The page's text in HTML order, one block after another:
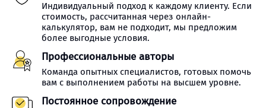
Индивидуальный подход к каждому клиенту. Если
стоимость, рассчитанная через онлайн-
калькулятор, вам не подходит, мы предложим
более выгодные условия.
Профессиональные авторы
Команда опытных специалистов, готовых помочь
вам с выполнением работы на высшем уровне.
Постоянное сопровождение